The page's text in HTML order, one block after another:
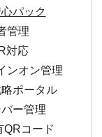
パック
管理
対応
ンオン管理
ポータル
ー管理
コード